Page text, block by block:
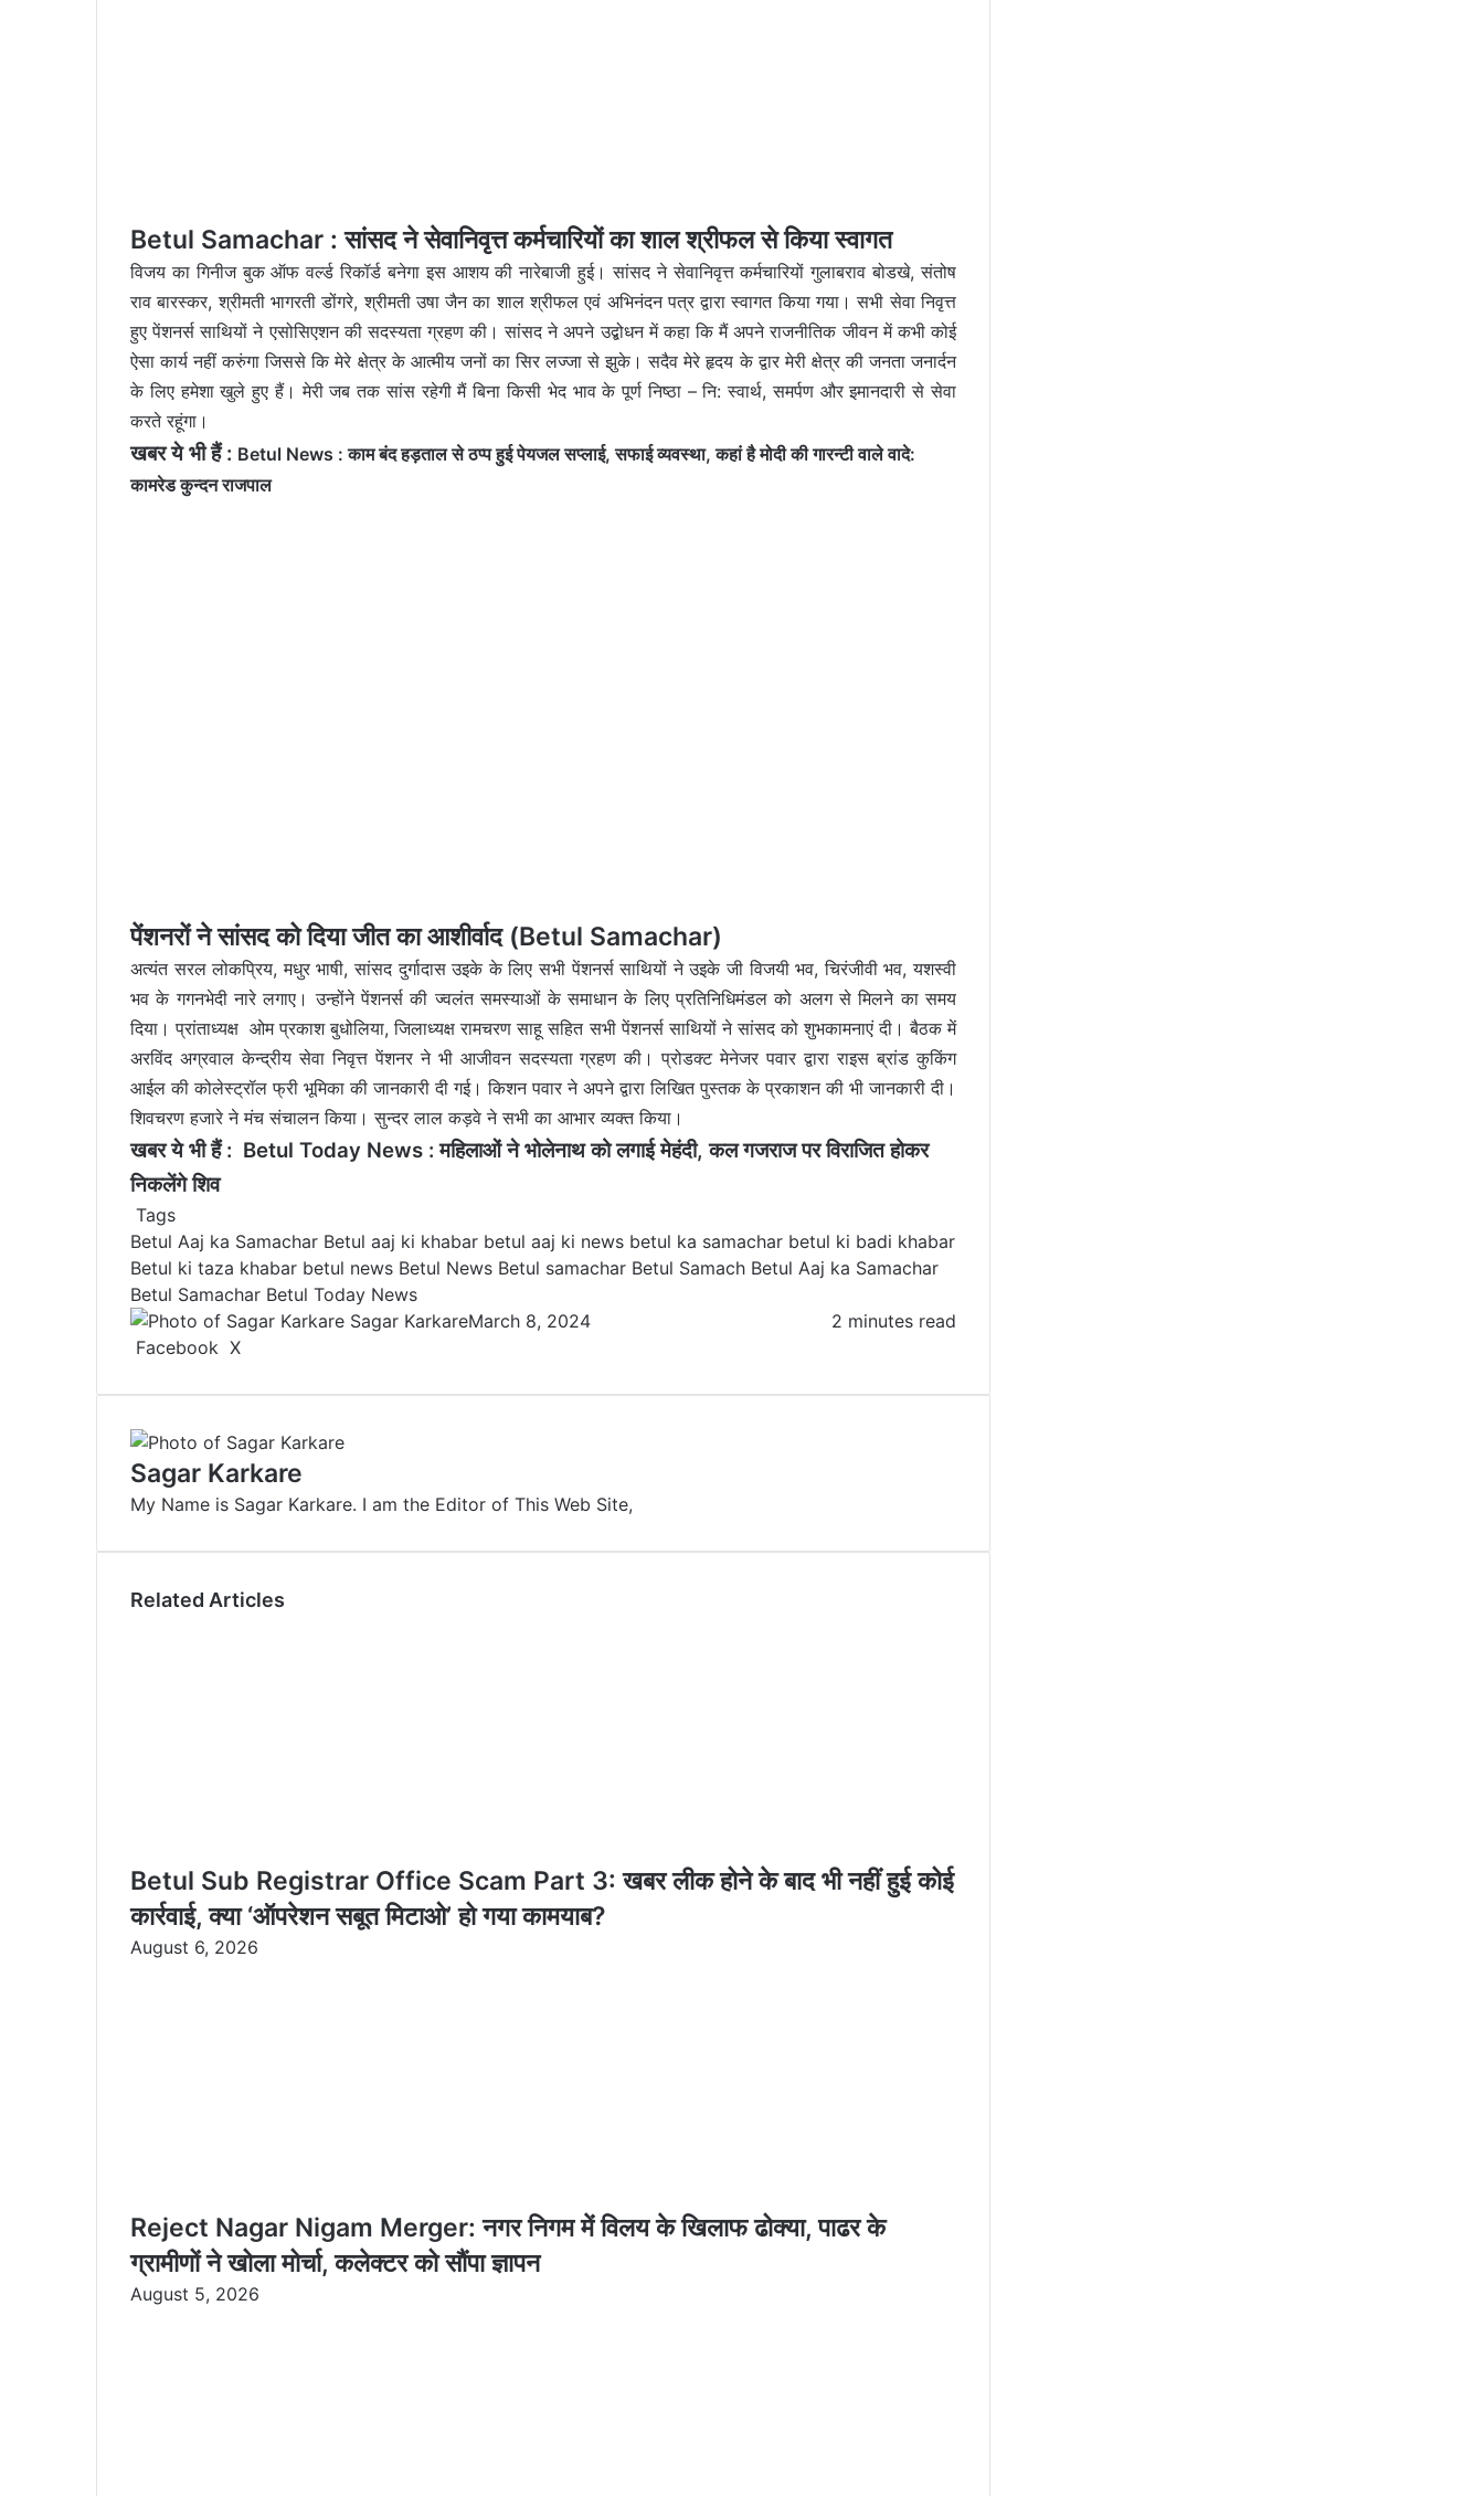
Betul Samachar : सांसद ने सेवानिवृत्त कर्मचारियों का शाल श्रीफल से किया स्वागत
विजय का गिनीज बुक ऑफ वर्ल्ड रिकॉर्ड बनेगा इस आशय की नारेबाजी हुई। सांसद ने सेवानिवृत्त कर्मचारियों गुलाबराव बोडखे, संतोष
राव बारस्कर, श्रीमती भागरती डोंगरे, श्रीमती उषा जैन का शाल श्रीफल एवं अभिनंदन पत्र द्वारा स्वागत किया गया। सभी सेवा निवृत्त
हुए पेंशनर्स साथियों ने एसोसिएशन की सदस्यता ग्रहण की। सांसद ने अपने उद्बोधन में कहा कि मैं अपने राजनीतिक जीवन में कभी कोई
ऐसा कार्य नहीं करुंगा जिससे कि मेरे क्षेत्र के आत्मीय जनों का सिर लज्जा से झुके। सदैव मेरे हृदय के द्वार मेरी क्षेत्र की जनता जनार्दन
के लिए हमेशा खुले हुए हैं। मेरी जब तक सांस रहेगी मैं बिना किसी भेद भाव के पूर्ण निष्ठा – नि: स्वार्थ, समर्पण और इमानदारी से सेवा
करते रहूंगा।
खबर ये भी हैं : Betul News : काम बंद हड़ताल से ठप्प हुई पेयजल सप्लाई, सफाई व्यवस्था, कहां है मोदी की गारन्टी वाले वादे:
कामरेड कुन्दन राजपाल
पेंशनरों ने सांसद को दिया जीत का आशीर्वाद (Betul Samachar)
अत्यंत सरल लोकप्रिय, मधुर भाषी, सांसद दुर्गादास उइके के लिए सभी पेंशनर्स साथियों ने उइके जी विजयी भव, चिरंजीवी भव, यशस्वी
भव के गगनभेदी नारे लगाए। उन्होंने पेंशनर्स की ज्वलंत समस्याओं के समाधान के लिए प्रतिनिधिमंडल को अलग से मिलने का समय
दिया। प्रांताध्यक्ष ओम प्रकाश बुधोलिया, जिलाध्यक्ष रामचरण साहू सहित सभी पेंशनर्स साथियों ने सांसद को शुभकामनाएं दी। बैठक में
अरविंद अग्रवाल केन्द्रीय सेवा निवृत्त पेंशनर ने भी आजीवन सदस्यता ग्रहण की। प्रोडक्ट मेनेजर पवार द्वारा राइस ब्रांड कुकिंग
आईल की कोलेस्ट्रॉल फ्री भूमिका की जानकारी दी गई। किशन पवार ने अपने द्वारा लिखित पुस्तक के प्रकाशन की भी जानकारी दी।
शिवचरण हजारे ने मंच संचालन किया। सुन्दर लाल कड़वे ने सभी का आभार व्यक्त किया।
खबर ये भी हैं : Betul Today News : महिलाओं ने भोलेनाथ को लगाई मेहंदी, कल गजराज पर विराजित होकर
निकलेंगे शिव
Tags
Betul Aaj ka Samachar Betul aaj ki khabar betul aaj ki news betul ka samachar betul ki badi khabar
Betul ki taza khabar betul news Betul News Betul samachar Betul Samach Betul Aaj ka Samachar
Betul Samachar Betul Today News
Sagar KarkareMarch 8, 2024
2 minutes read
Facebook X
n
e
d
I
m
l
r
n
e
r
e
t
d
i
t
o
a
k
e
a
e
v
i
E
a
i
t
Sagar Karkare
My Name is Sagar Karkare. I am the Editor of This Web Site,
Related Articles
Betul Sub Registrar Office Scam Part 3: खबर लीक होने के बाद भी नहीं हुई कोई
कार्रवाई, क्या ‘ऑपरेशन सबूत मिटाओ’ हो गया कामयाब?
August 6, 2026
Reject Nagar Nigam Merger: नगर निगम में विलय के खिलाफ ढोक्या, पाढर के
ग्रामीणों ने खोला मोर्चा, कलेक्टर को सौंपा ज्ञापन
August 5, 2026